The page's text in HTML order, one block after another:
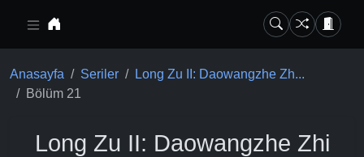
Anasayfa Seriler
Long Zu II: Daowangzhe Zh...
Bölüm 21
Long Zu II: Daowangzhe Zhi